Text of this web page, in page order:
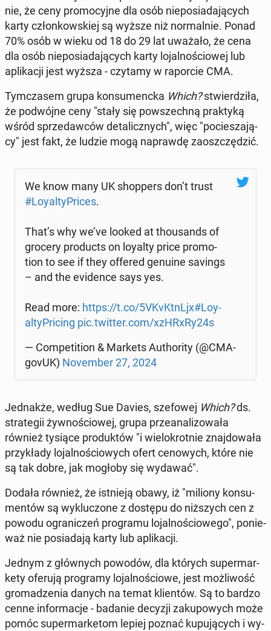
nie, że ceny pro­mo­cyj­ne dla osób nie­po­sia­da­ją­cych
karty człon­kow­skiej są wyższe niż nor­mal­nie. Ponad
70% osób w wieku od 18 do 29 lat uważało, że cena
dla osób nie­po­sia­da­ją­cych karty lo­jal­no­ścio­wej lub
apli­ka­cji jest wyższa - czytamy w ra­por­cie CMA.
Tym­cza­sem grupa kon­su­menc­ka Which?stwier­dzi­ła,
że po­dwój­ne ceny "stały się po­wszech­ną prak­ty­ką
wśród sprze­daw­ców de­ta­licz­nych", więc "po­cie­sza­ją­
cy" jest fakt, że ludzie mogą na­praw­dę za­osz­czę­dzić.
We know many UK shop­pers don’t trust
#Loy­al­ty­Pri­ces.
That’s why we’ve looked at tho­usands of
grocery pro­ducts on loyalty price pro­mo­
tion to see if they offered genuine savings
– and the evi­den­ce says yes.
Read more: https://t.co/5VKvKtnLjx#Loy­
al­ty­Pri­cing pic.twitter.com/xzHRxRy24s
— Com­pe­ti­tion & Markets Au­tho­ri­ty (@CMA­
go­vUK) No­vem­ber 27, 2024
Jed­nak­że, według Sue Davies, sze­fo­wej Which?ds.
stra­te­gii żyw­no­ścio­wej, grupa prze­ana­li­zo­wa­ła
również tysiące pro­duk­tów "i wie­lo­krot­nie znaj­do­wa­ła
przy­kła­dy lo­jal­no­ścio­wych ofert ce­no­wych, które nie
są tak dobre, jak mogłoby się wydawać".
Dodała również, że ist­nie­ją obawy, iż "miliony kon­su­
men­tów są wy­klu­czo­ne z dostępu do niż­szych cen z
powodu ogra­ni­czeń pro­gra­mu lo­jal­no­ścio­we­go", po­nie­
waż nie po­sia­da­ją karty lub apli­ka­cji.
Jednym z głów­nych powodów, dla których su­per­mar­
ke­ty oferują pro­gra­my lo­jal­no­ścio­we, jest moż­li­wość
gro­ma­dze­nia danych na temat klien­tów. Są to bardzo
cenne in­for­ma­cje - badanie decyzji za­ku­po­wych może
pomóc su­per­mar­ke­tom lepiej poznać ku­pu­ją­cych i wy­